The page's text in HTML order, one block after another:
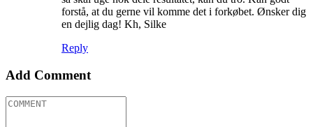
forstå, at du gerne vil komme det i forkøbet. Ønsker dig
en dejlig dag! Kh, Silke
Reply
Add Comment